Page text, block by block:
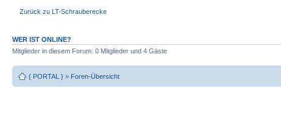
Zurück zu LT-Schrauberecke
WER IST ONLINE?
Mitglieder in diesem Forum: 0 Mitglieder und 4 Gäste
{ PORTAL } » Foren-Übersicht